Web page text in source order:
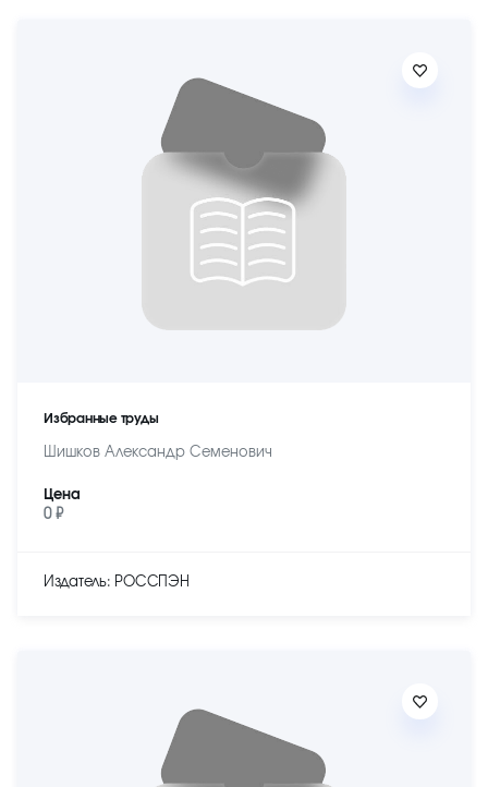
Избранные труды
Шишков Александр Семенович
Цена
0 ₽
Издатель: РОССПЭН